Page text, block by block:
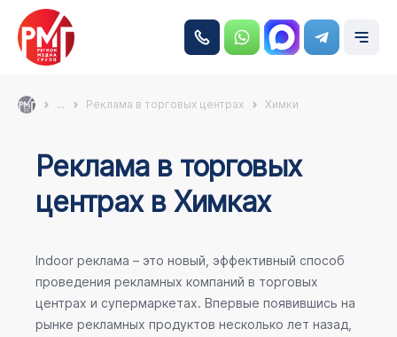
... Реклама в торговых центрах Химки
Реклама в торговых
центрах в Химках
Indoor реклама – это новый, эффективный способ
проведения рекламных компаний в торговых
центрах и супермаркетах. Впервые появившись на
рынке рекламных продуктов несколько лет назад,